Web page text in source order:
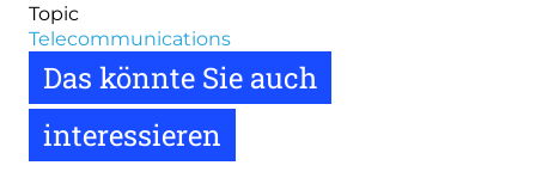
Topic
Telecommunications
Das könnte Sie auch
interessieren